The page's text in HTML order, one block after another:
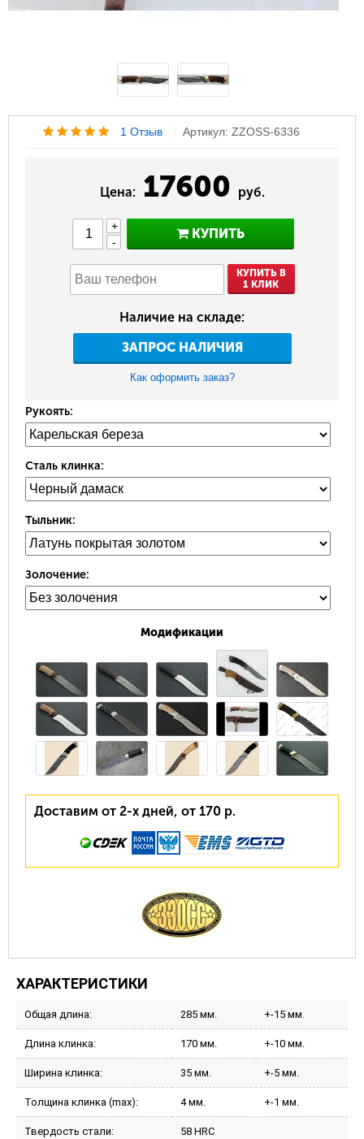
1 Отзыв Артикул: ZZOSS-6336
Цена: 17600 руб.
+
-
КУПИТЬ
КУПИТЬ В
1 КЛИК
Наличие на складе:
ЗАПРОС НАЛИЧИЯ
Как оформить заказ?
Рукоять:
Сталь клинка:
Тыльник:
Золочение:
Модификации
Доставим от 2-х дней, от 170 р.
ХАРАКТЕРИСТИКИ
Общая длина: 285 мм. +-15 мм.
Длина клинка: 170 мм. +-10 мм.
Ширина клинка: 35 мм. +-5 мм.
Толщина клинка (max): 4 мм. +-1 мм.
Твердость стали: 58 HRC